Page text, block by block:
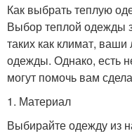
Как выбрать теплую
Выбор теплой одежды
таких как климат,
одежды. Однако, есть
могут помочь вам
1. Материал
Выбирайте одежду из